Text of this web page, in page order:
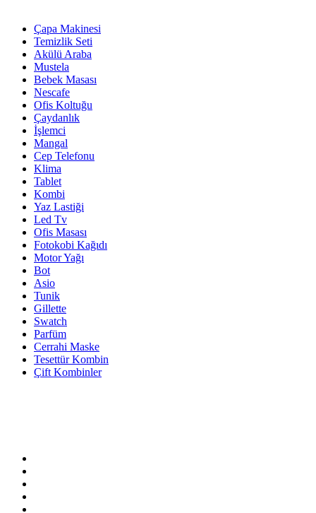
Çapa Makinesi
Temizlik Seti
Akülü Araba
Mustela
Bebek Masası
Nescafe
Ofis Koltuğu
Çaydanlık
İşlemci
Mangal
Cep Telefonu
Klima
Tablet
Kombi
Yaz Lastiği
Led Tv
Ofis Masası
Fotokobi Kağıdı
Motor Yağı
Bot
Asio
Tunik
Gillette
Swatch
Parfüm
Cerrahi Maske
Tesettür Kombin
Çift Kombinler